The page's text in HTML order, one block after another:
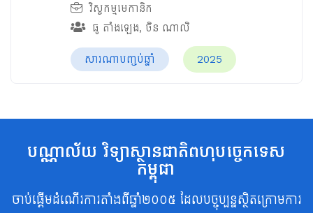
វិស្វកម្មមេកានិក
ធូ តាំងឡេង, ចិន ណាលិ
សារណាបញ្ចប់ឆ្នាំ 2025
បណ្ណាល័យ វិទ្យាស្ថានជាតិពហុបច្ចេកទេស
កម្ពុជា
ចាប់ផ្តើមដំណើរការតាំងពីឆ្នាំ២០០៥ ដែលបច្ចុប្បន្នស្ថិតក្រោមការ